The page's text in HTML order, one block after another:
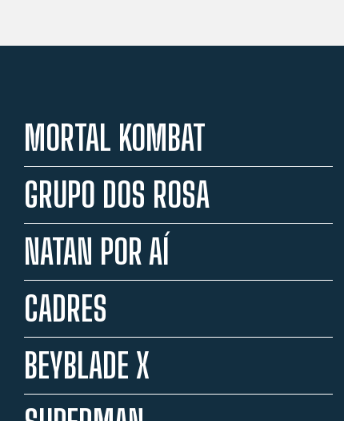
MORTAL KOMBAT
GRUPO DOS ROSA
NATAN POR AÍ
CADRES
BEYBLADE X